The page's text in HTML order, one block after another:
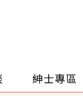
紳士專區